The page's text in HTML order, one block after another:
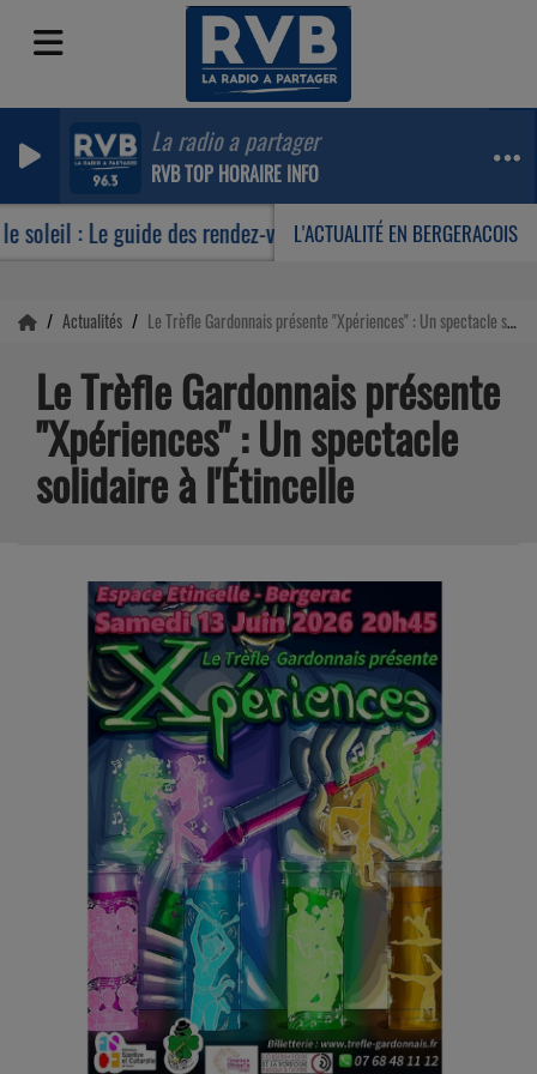
La radio a partager
RVB TOP HORAIRE INFO
L'ACTUALITÉ EN BERGERACOIS
: Le guide des rendez-vous incontournables de votre été
Actualités Le Trèfle Gardonnais présente "Xpériences" : Un spectacle solidaire à l'Étincelle
Le Trèfle Gardonnais présente
"Xpériences" : Un spectacle
solidaire à l'Étincelle